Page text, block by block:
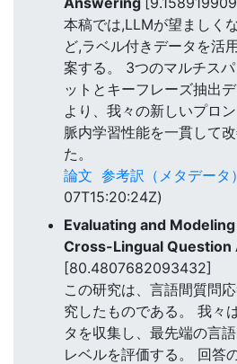
本稿では,LLMが望ましく
ど,ラベル付きデータを活
案する。 3つのマルチス
ットとキーフレーズ抽出
より、我々の新しいプロ
脈内学習性能を一貫して
た。
論文 参考訳（メタデータ）
07T15:20:24Z)
Evaluating and
Cross-Lingual
[80.4807682093432]
この研究は、言語間質問
究したものである。 我々
タを収集し、最先端の言
レベルを評価する。 回答